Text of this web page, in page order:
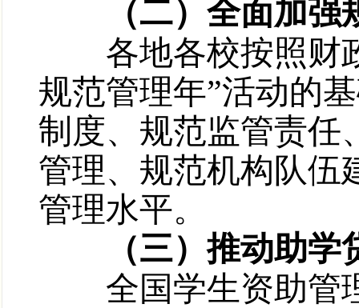
（二）全面加强
各地各校按照财政
规范管理年”活动的
制度、规范监管责任
管理、规范机构队伍
管理水平。
（三）推动助学
全国学生资助管理